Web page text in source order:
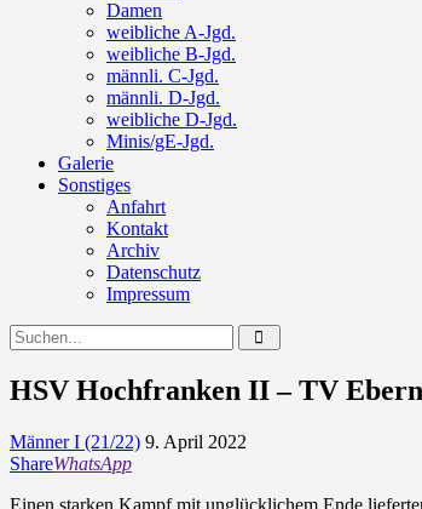
Damen
weibliche A-Jgd.
weibliche B-Jgd.
männli. C-Jgd.
männli. D-Jgd.
weibliche D-Jgd.
Minis/gE-Jgd.
Galerie
Sonstiges
Anfahrt
Kontakt
Archiv
Datenschutz
Impressum
HSV Hochfranken II – TV
Männer I (21/22) 9. April 2022
ShareWhatsApp
Einen starken Kampf mit unglücklichem Ende